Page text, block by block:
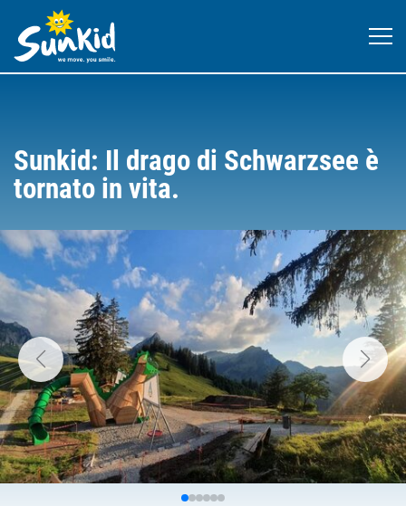
Sunkid: Il drago di Schwarzsee è
tornato in vita.